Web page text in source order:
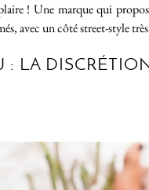
! Une marque qui
avec un côté street-style
: LA